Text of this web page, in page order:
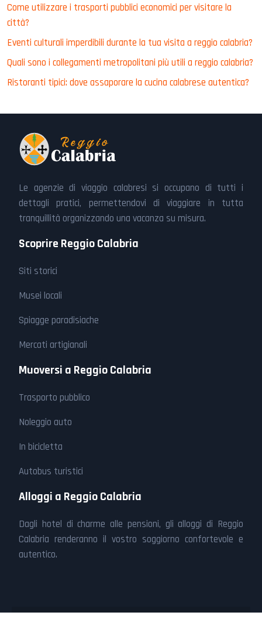
Come utilizzare i trasporti pubblici economici per visitare la
città?
Eventi culturali imperdibili durante la tua visita a reggio calabria?
Quali sono i collegamenti metropolitani più utili a reggio calabria?
Ristoranti tipici: dove assaporare la cucina calabrese autentica?
Le agenzie di viaggio calabresi si occupano di tutti i
dettagli pratici, permettendovi di viaggiare in tutta
tranquillità organizzando una vacanza su misura.
Scoprire Reggio Calabria
Siti storici
Musei locali
Spiagge paradisiache
Mercati artigianali
Muoversi a Reggio Calabria
Trasporto pubblico
Noleggio auto
In bicicletta
Autobus turistici
Alloggi a Reggio Calabria
Dagli hotel di charme alle pensioni, gli alloggi di Reggio
Calabria renderanno il vostro soggiorno confortevole e
autentico.